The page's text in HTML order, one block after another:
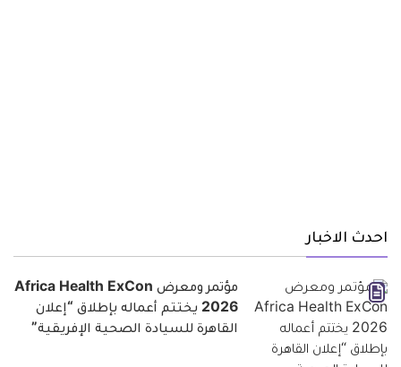
احدث الاخبار
مؤتمر ومعرض Africa Health ExCon
2026 يختتم أعماله بإطلاق “إعلان
القاهرة للسيادة الصحية الإفريقية”